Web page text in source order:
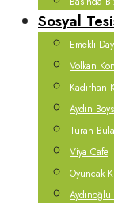
Sosyal
Emekli
Volkan
Kadirhan
Aydın
Turan
Viya Cafe
Oyuncak
Aydınoğlu